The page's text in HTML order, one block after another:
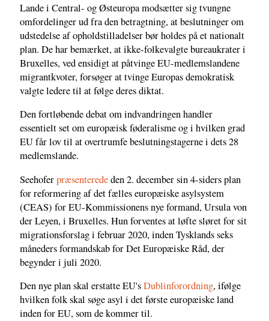
Lande i Central- og Østeuropa modsætter sig tvungne
omfordelinger ud fra den betragtning, at beslutninger om
udstedelse af opholdstilladelser bør holdes på et nationalt
plan. De har bemærket, at ikke-folkevalgte bureaukrater i
Bruxelles, ved ensidigt at påtvinge EU-medlemslandene
migrantkvoter, forsøger at tvinge Europas demokratisk
valgte ledere til at følge deres diktat.
Den fortløbende debat om indvandringen handler
essentielt set om europæisk føderalisme og i hvilken grad
EU får lov til at overtrumfe beslutningstagerne i dets 28
medlemslande.
Seehoferpræsenterededen 2. december sin 4-siders plan
for reformering af det fælles europæiske asylsystem
(CEAS) for EU-Kommissionens nye formand, Ursula von
der Leyen, i Bruxelles. Hun forventes at løfte sløret for sit
migrationsforslag i februar 2020, inden Tysklands seks
måneders formandskab for Det Europæiske Råd, der
begynder i juli 2020.
Den nye plan skal erstatte EU'sDublinforordning, ifølge
hvilken folk skal søge asyl i det første europæiske land
inden for EU, som de kommer til.